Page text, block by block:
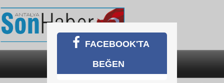
SON DAKİKA
FACEBOOK'TA
BEĞEN